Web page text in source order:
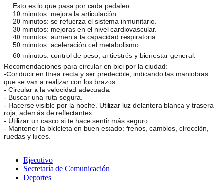
Esto es lo que pasa por cada pedaleo:
10 minutos: mejora la articulación.
20 minutos: se refuerza el sistema inmunitario.
30 minutos: mejoras en el nivel cardiovascular.
40 minutos: aumenta la capacidad respiratoria.
50 minutos: aceleración del metabolismo.
60 minutos: control de peso, antiestrés y bienestar general.
Recomendaciones para circular en bici por la ciudad:
-Conducir en línea recta y ser predecible, indicando las maniobras
que se van a realizar con los brazos.
- Circular a la velocidad adecuada.
- Buscar una ruta segura.
- Hacerse visible por la noche. Utilizar luz delantera blanca y trasera
roja, además de reflectantes.
- Utilizar un casco si te hace sentir más seguro.
- Mantener la bicicleta en buen estado: frenos, cambios, dirección,
ruedas y luces.
Ejecutivo
Secretaría de Comunicación
Deportes